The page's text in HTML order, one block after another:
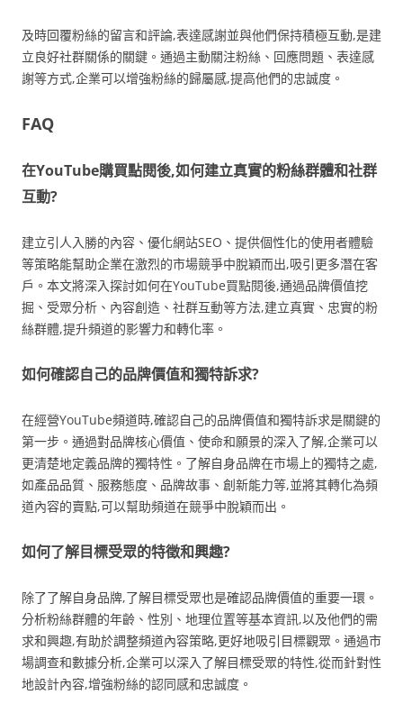
及時回覆粉絲的留言和評論,表達感謝並與他們保持積極互動,是建
立良好社群關係的關鍵。通過主動關注粉絲、回應問題、表達感
謝等方式,企業可以增強粉絲的歸屬感,提高他們的忠誠度。
FAQ
在YouTube購買點閱後,如何建立真實的粉絲群體和社群
互動?
建立引人入勝的內容、優化網站SEO、提供個性化的使用者體驗
等策略能幫助企業在激烈的市場競爭中脫穎而出,吸引更多潛在客
戶。本文將深入探討如何在YouTube買點閱後,通過品牌價值挖
掘、受眾分析、內容創造、社群互動等方法,建立真實、忠實的粉
絲群體,提升頻道的影響力和轉化率。
如何確認自己的品牌價值和獨特訴求?
在經營YouTube頻道時,確認自己的品牌價值和獨特訴求是關鍵的
第一步。通過對品牌核心價值、使命和願景的深入了解,企業可以
更清楚地定義品牌的獨特性。了解自身品牌在市場上的獨特之處,
如產品品質、服務態度、品牌故事、創新能力等,並將其轉化為頻
道內容的賣點,可以幫助頻道在競爭中脫穎而出。
如何了解目標受眾的特徵和興趣?
除了了解自身品牌,了解目標受眾也是確認品牌價值的重要一環。
分析粉絲群體的年齡、性別、地理位置等基本資訊,以及他們的需
求和興趣,有助於調整頻道內容策略,更好地吸引目標觀眾。通過市
場調查和數據分析,企業可以深入了解目標受眾的特性,從而針對性
地設計內容,增強粉絲的認同感和忠誠度。